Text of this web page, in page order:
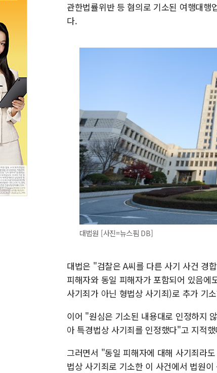
관한법률위반 등 혐의로 기소된 여행대
다.
대법원 [사진=뉴스핌 DB]
대법은 "검찰은 A씨를 다른 사기 사건 경
피해자와 동일 피해자가 포함되어 있음
사기죄가 아닌 형법상 사기죄)로 추가 기
이어 "원심은 기소된 내용대로 인정하지
아 특경법상 사기죄를 인정했다"고 지적
그러면서 "동일 피해자에 대해 사기죄라
법상 사기죄로 기소한 이 사건에서 법원